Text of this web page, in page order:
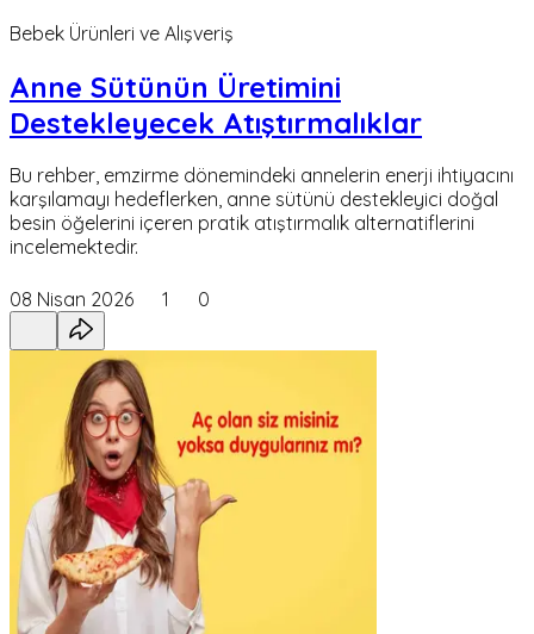
Bebek Ürünleri ve Alışveriş
Anne Sütünün Üretimini
Destekleyecek Atıştırmalıklar
Bu rehber, emzirme dönemindeki annelerin enerji ihtiyacını
karşılamayı hedeflerken, anne sütünü destekleyici doğal
besin öğelerini içeren pratik atıştırmalık alternatiflerini
incelemektedir.
08 Nisan 2026 1 0